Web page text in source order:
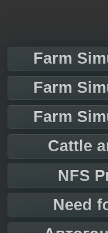
Farm
Farm
Farm
Cattle
NFS
Need